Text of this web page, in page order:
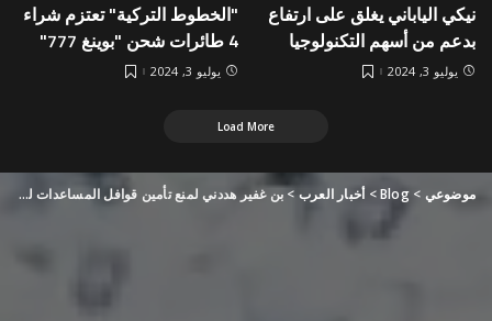
نيكي الياباني يغلق على ارتفاع
بدعم من أسهم التكنولوجيا
يوليو 3, 2024
"الخطوط التركية" تعتزم شراء
4 طائرات شحن "بوينغ 777"
يوليو 3, 2024
Load More
موضوعي >
Blog
> أخبار العرب > بن غفير هددني لمنع تأمين قوافل المساعدات لغزة